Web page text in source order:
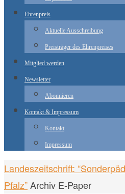
Ehrenpreis
Aktuelle Ausschreibung
Preisträger des Ehrenpreises
Mitglied werden
Newsletter
Abonnieren
Kontakt & Impressum
Kontakt
Impressum
Start
Landeszeitschrift:
Pfalz”Archiv E-Paper